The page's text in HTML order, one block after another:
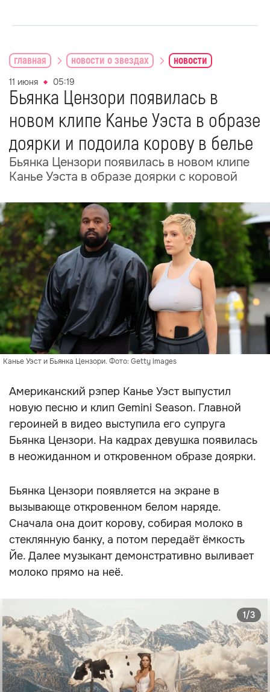
главная новости о звездах новости
11 июня 05:19
Бьянка Цензори появилась в
новом клипе Канье Уэста в образе
доярки и подоила корову в белье
Бьянка Цензори появилась в новом клипе
Канье Уэста в образе доярки с коровой
Канье Уэст и Бьянка Цензори. Фото: Getty images
Американский рэпер Канье Уэст выпустил
новую песню и клип Gemini Season. Главной
героиней в видео выступила его супруга
Бьянка Цензори. На кадрах девушка появилась
в неожиданном и откровенном образе доярки.
Бьянка Цензори появляется на экране в
вызывающе откровенном белом наряде.
Сначала она доит корову, собирая молоко в
стеклянную банку, а потом передаёт ёмкость
Йе. Далее музыкант демонстративно выливает
молоко прямо на неё.
1/3